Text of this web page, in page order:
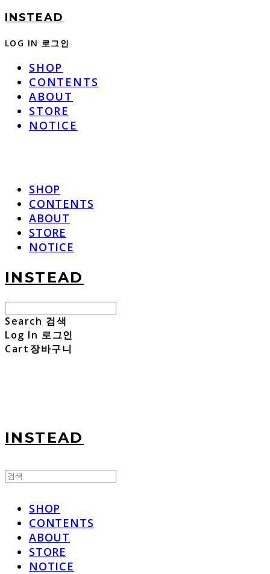
INSTEAD
LOG IN 로그인
SHOP
CONTENTS
ABOUT
STORE
NOTICE
SHOP
CONTENTS
ABOUT
STORE
NOTICE
INSTEAD
Search 검색
Log In 로그인
Cart 장바구니
INSTEAD
SHOP
CONTENTS
ABOUT
STORE
NOTICE